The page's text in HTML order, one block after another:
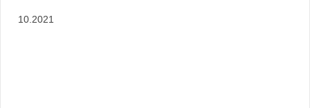
10.2021